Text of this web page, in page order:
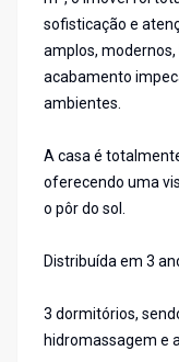
sofisticação e
amplos,
acabamento
ambientes.
A casa é
oferecendo uma
o pôr do sol.
Distribuída em 3
3 dormitórios,
hidromassagem e